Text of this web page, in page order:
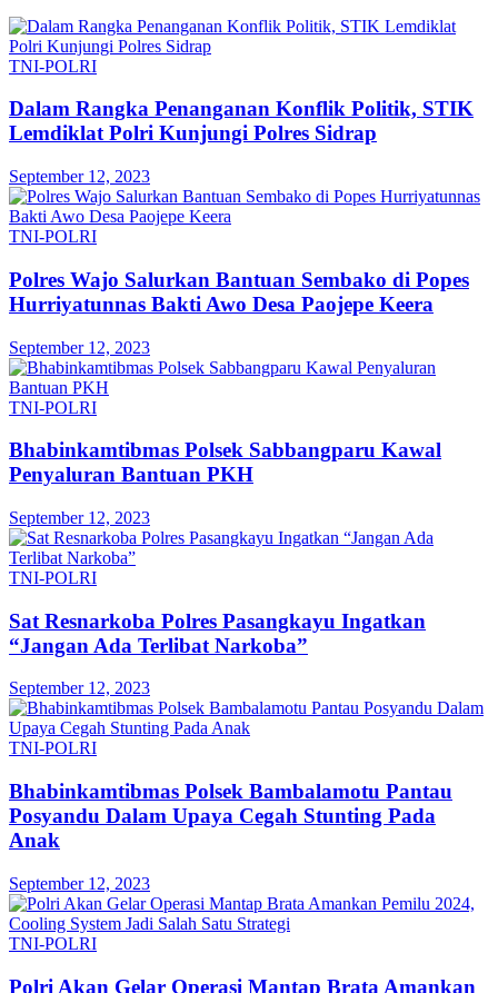
TNI-POLRI
Dalam Rangka Penanganan Konflik Politik, STIK
Lemdiklat Polri Kunjungi Polres Sidrap
September 12, 2023
TNI-POLRI
Polres Wajo Salurkan Bantuan Sembako di Popes
Hurriyatunnas Bakti Awo Desa Paojepe Keera
September 12, 2023
TNI-POLRI
Bhabinkamtibmas Polsek Sabbangparu Kawal
Penyaluran Bantuan PKH
September 12, 2023
TNI-POLRI
Sat Resnarkoba Polres Pasangkayu Ingatkan
“Jangan Ada Terlibat Narkoba”
September 12, 2023
TNI-POLRI
Bhabinkamtibmas Polsek Bambalamotu Pantau
Posyandu Dalam Upaya Cegah Stunting Pada
Anak
September 12, 2023
TNI-POLRI
Polri Akan Gelar Operasi Mantap Brata Amankan